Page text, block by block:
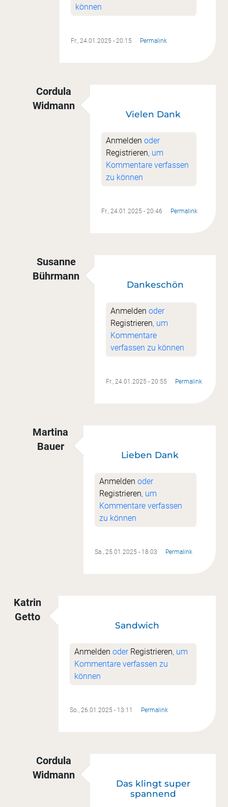
können
Fr., 24.01.2025 - 20:15 Permalink
Cordula
Widmann
vonSandra Butt
Vielen Dank
Anmelden oder
Registrieren, um
Kommentare verfassen
zu können
Fr., 24.01.2025 - 20:46 Permalink
Susanne
Bührmann
vonSandra Butt
Dankeschön
Anmelden oder
Registrieren, um
Kommentare
verfassen zu können
Fr., 24.01.2025 - 20:55 Permalink
Martina
Bauer
vonSandra Butt
Lieben Dank
Anmelden oder
Registrieren, um
Kommentare verfassen
zu können
Sa., 25.01.2025 - 18:03 Permalink
Katrin
Getto
Sandwich
Anmelden oder Registrieren, um
Kommentare verfassen zu
können
So., 26.01.2025 - 13:11 Permalink
Cordula
Widmann
SandwichvonKatrin Getto
Das klingt super
spannend